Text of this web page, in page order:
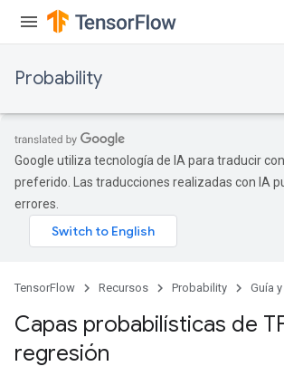
Probability
Google utiliza tecnología de IA para traducir
preferido. Las traducciones realizadas con IA
errores.
TensorFlow Recursos Probability Guía
Capas probabilísticas de
regresión